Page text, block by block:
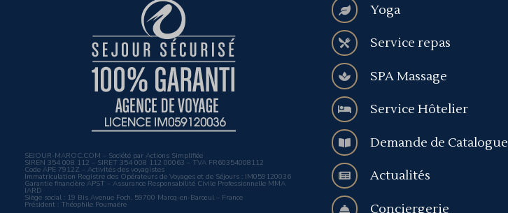
SEJOUR-MAROC.COM – Société par Actions Simplifiée
SIREN 354 008 112 – SIRET 354 008 112 00063 – TVA FR60354008112
Code APE 7912Z – Activités des voyagistes
Immatriculation Registre des Opérateurs de Voyages et de Séjours : IM059120036
Garantie financière APST – Assurance Responsabilité Civile Professionnelle MMA
IARD
Siège social : 19 Bis Avenue Foch, 59700 Marcq-en-Barœul – France
Président : Théophile Poumaëre
Yoga
Service repas
SPA Massage
Service Hôtelier
Demande de Catalogue
Actualités
Conciergerie